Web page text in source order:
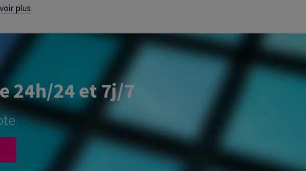
plus
24h/24 et 7j/7